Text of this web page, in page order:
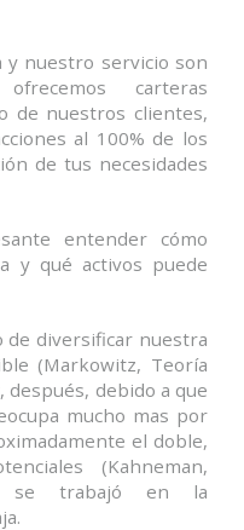
nuestro servicio son
carteras
de nuestros clientes,
al 100% de los
de tus necesidades
entender cómo
y qué activos puede
de diversificar nuestra
(Markowitz, Teoría
después, debido a que
mucho mas por
el doble,
(Kahneman,
se trabajó en la